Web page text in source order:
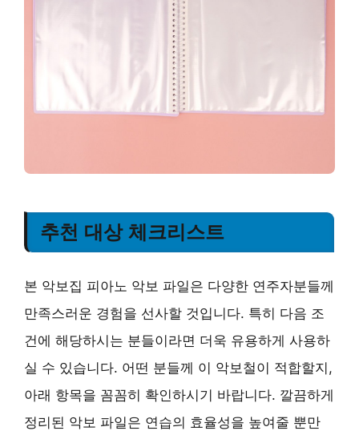
추천 대상 체크리스트
본 악보집 피아노 악보 파일은 다양한 연주자분들께
만족스러운 경험을 선사할 것입니다. 특히 다음 조
건에 해당하시는 분들이라면 더욱 유용하게 사용하
실 수 있습니다. 어떤 분들께 이 악보철이 적합할지,
아래 항목을 꼼꼼히 확인하시기 바랍니다. 깔끔하게
정리된 악보 파일은 연습의 효율성을 높여줄 뿐만